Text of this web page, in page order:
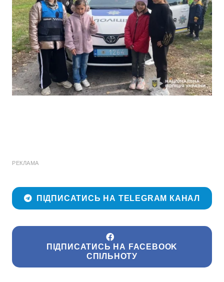
РЕКЛАМА
ПІДПИСАТИСЬ НА TELEGRAM КАНАЛ
ПІДПИСАТИСЬ НА FACEBOOK
СПІЛЬНОТУ